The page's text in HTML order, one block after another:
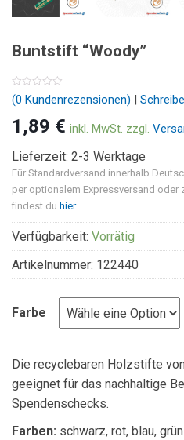
Buntstift “Woody”
0
out
5
(0 Kundenrezensionen) |
1,89 € inkl. MwSt. zzgl.
Lieferzeit: 2-3 Werktage
Für Standardversand innerhalb
per optionalem Expressversand oder
findest du hier.
Verfügbarkeit: Vorrätig
Artikelnummer: 122440
Farbe
Die recyclebaren Holzstifte
geeignet für das nachhaltige
Spendenschecks.
Farben: schwarz, rot, blau, grün